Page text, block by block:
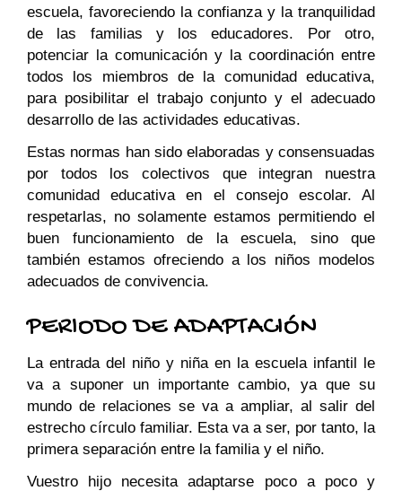
escuela, favoreciendo la confianza y la tranquilidad
de las familias y los educadores. Por otro,
potenciar la comunicación y la coordinación entre
todos los miembros de la comunidad educativa,
para posibilitar el trabajo conjunto y el adecuado
desarrollo de las actividades educativas.
Estas normas han sido elaboradas y consensuadas
por todos los colectivos que integran nuestra
comunidad educativa en el consejo escolar. Al
respetarlas, no solamente estamos permitiendo el
buen funcionamiento de la escuela, sino que
también estamos ofreciendo a los niños modelos
adecuados de convivencia.
PERIODO DE ADAPTACIÓN
La entrada del niño y niña en la escuela infantil le
va a suponer un importante cambio, ya que su
mundo de relaciones se va a ampliar, al salir del
estrecho círculo familiar. Esta va a ser, por tanto, la
primera separación entre la familia y el niño.
Vuestro hijo necesita adaptarse poco a poco y